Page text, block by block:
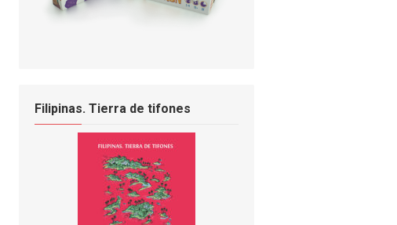
Filipinas. Tierra de tifones